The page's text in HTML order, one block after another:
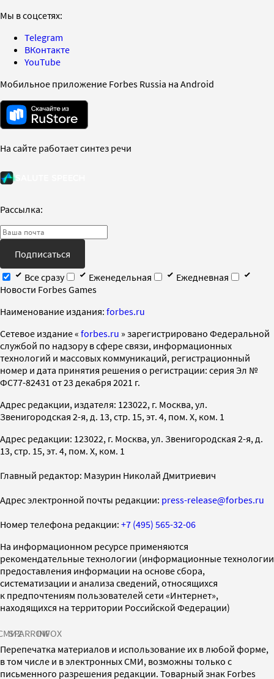
Мы в соцсетях:
Telegram
ВКонтакте
YouTube
Мобильное приложение Forbes Russia на Android
На сайте работает синтез речи
Рассылка:
Подписаться
Все сразу
Еженедельная
Ежедневная
Новости Forbes Games
Наименование издания: forbes.ru
Cетевое издание « forbes.ru » зарегистрировано Федеральной
службой по надзору в сфере связи, информационных
технологий и массовых коммуникаций, регистрационный
номер и дата принятия решения о регистрации: серия Эл №
ФС77-82431 от 23 декабря 2021 г.
Адрес редакции, издателя: 123022, г. Москва, ул.
Звенигородская 2-я, д. 13, стр. 15, эт. 4, пом. X, ком. 1
Адрес редакции: 123022, г. Москва, ул. Звенигородская 2-я, д.
13, стр. 15, эт. 4, пом. X, ком. 1
Главный редактор: Мазурин Николай Дмитриевич
Адрес электронной почты редакции: press-release@forbes.ru
Номер телефона редакции: +7 (495) 565-32-06
На информационном ресурсе применяются
рекомендательные технологии (информационные технологии
предоставления информации на основе сбора,
систематизации и анализа сведений, относящихся
к предпочтениям пользователей сети «Интернет»,
находящихся на территории Российской Федерации)
SPARROWINFOX
Перепечатка материалов и использование их в любой форме,
в том числе и в электронных СМИ, возможны только с
письменного разрешения редакции. Товарный знак Forbes